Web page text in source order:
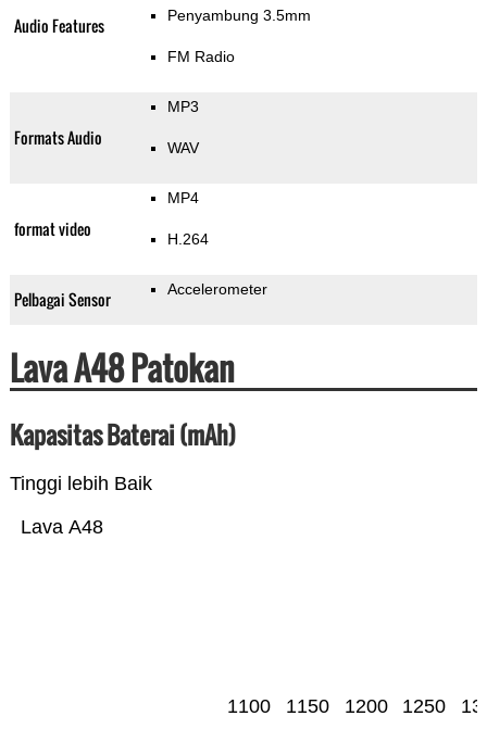
Audio Features Penyambung 3.5mm
FM Radio
Formats Audio
MP3
WAV
format video
MP4
H.264
Pelbagai Sensor Accelerometer
Lava A48 Patokan
Kapasitas Baterai (mAh)
Tinggi lebih Baik
Lava A48
1100 1150 1200 1250